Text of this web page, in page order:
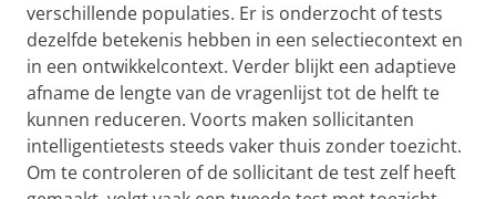
verschillende populaties. Er is onderzocht of tests
dezelfde betekenis hebben in een selectiecontext en
in een ontwikkelcontext. Verder blijkt een adaptieve
afname de lengte van de vragenlijst tot de helft te
kunnen reduceren. Voorts maken sollicitanten
intelligentietests steeds vaker thuis zonder toezicht.
Om te controleren of de sollicitant de test zelf heeft